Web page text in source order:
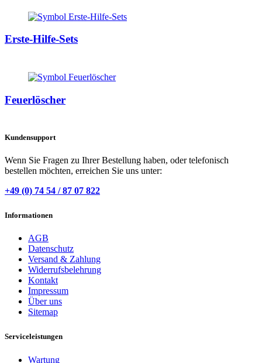
Erste-Hilfe-Sets
Feuerlöscher
Kundensupport
Wenn Sie Fragen zu Ihrer Bestellung haben, oder telefonisch
bestellen möchten, erreichen Sie uns unter:
+49 (0) 74 54 / 87 07 822
Informationen
AGB
Datenschutz
Versand & Zahlung
Widerrufsbelehrung
Kontakt
Impressum
Über uns
Sitemap
Serviceleistungen
Wartung